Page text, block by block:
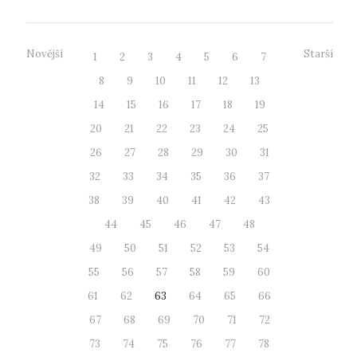
Novější 1 2 3 4 5 6
7
8
9 10 11 12
13
14
15 16 17 18
19
20
21 22 23 24
25
26
27 28 29 30
31
32
33 34 35 36
37
38
39 40 41 42
43
44
45 46 47
48
49
50 51 52 53
54
55
56 57 58 59
60
61
62 63 64 65
66
67
68 69 70 71
72
73
74 75 76 77 78
Starší